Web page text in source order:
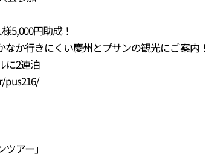
5,000円助成！
か行きにくい慶州とプサンの観光にご案内！
に2連泊
pus216/
ツアー」